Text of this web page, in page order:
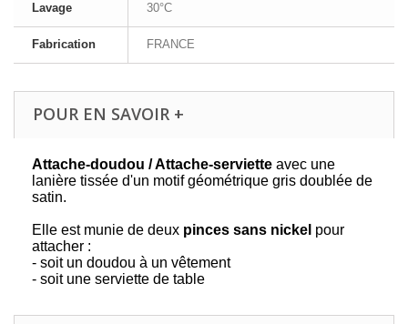
Lavage 30°C
Fabrication FRANCE
POUR EN SAVOIR +
Attache-doudou / Attache-serviette avec une
lanière tissée d'un motif géométrique gris doublée de
satin.
Elle est munie de deux pinces sans nickel pour
attacher :
- soit un doudou à un vêtement
- soit une serviette de table